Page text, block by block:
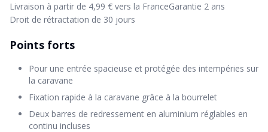
Livraison à partir de 4,99 € vers la FranceGarantie 2 ans
Droit de rétractation de 30 jours
Points forts
Pour une entrée spacieuse et protégée des intempéries sur
la caravane
Fixation rapide à la caravane grâce à la bourrelet
Deux barres de redressement en aluminium réglables en
continu incluses